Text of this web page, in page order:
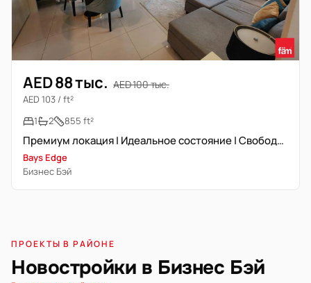
AED 88 тыс. AED 100 тыс.
AED 103 / ft²
1
2 855 ft²
Премиум локация | Идеальное состояние | Свободна сейчас
Bays Edge
Бизнес Бэй
ПРОЕКТЫ В РАЙОНЕ
Новостройки в Бизнес Бэй